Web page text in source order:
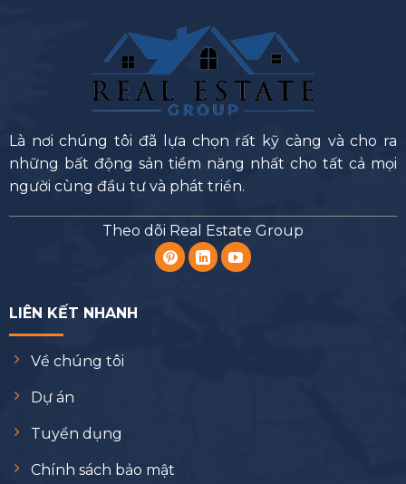
Là nơi chúng tôi đã lựa chọn rất kỹ càng và cho ra
những bất động sản tiềm năng nhất cho tất cả mọi
người cùng đầu tư và phát triển.
Theo dõi Real Estate Group
LIÊN KẾT NHANH
Về chúng tôi
Dự án
Tuyển dụng
Chính sách bảo mật